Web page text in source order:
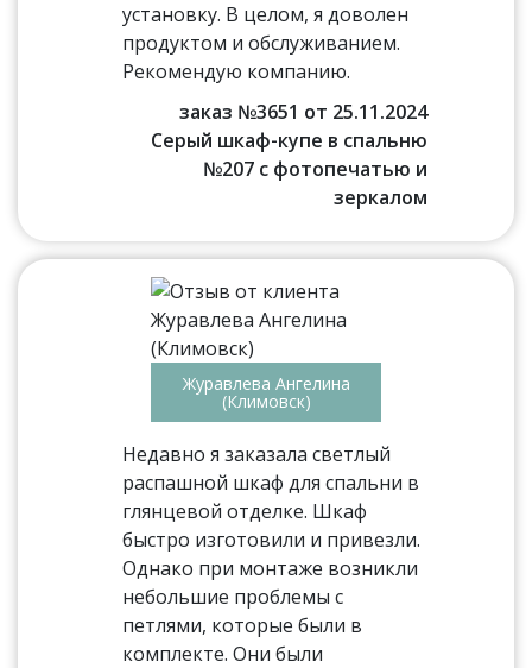
установку. В целом, я доволен
продуктом и обслуживанием.
Рекомендую компанию.
заказ №3651 от 25.11.2024
Серый шкаф-купе в спальню
№207 с фотопечатью и
зеркалом
Журавлева Ангелина
(Климовск)
Недавно я заказала светлый
распашной шкаф для спальни в
глянцевой отделке. Шкаф
быстро изготовили и привезли.
Однако при монтаже возникли
небольшие проблемы с
петлями, которые были в
комплекте. Они были